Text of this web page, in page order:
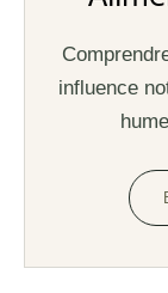
influence